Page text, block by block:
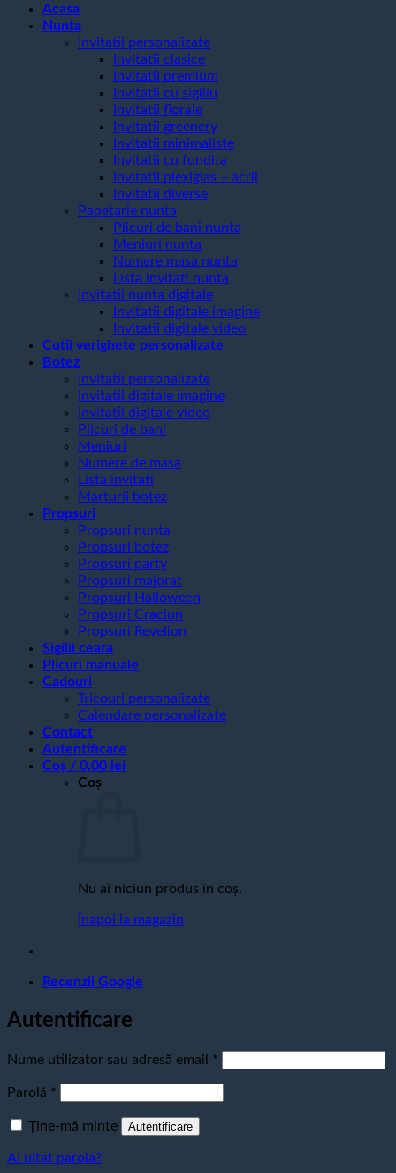
Acasa
Nunta
Invitatii personalizate
Invitatii clasice
Invitatii premium
Invitatii cu sigiliu
Invitatii florale
Invitatii greenery
Invitatii minimaliste
Invitatii cu fundita
Invitatii plexiglas – acril
Invitatii diverse
Papetarie nunta
Plicuri de bani nunta
Meniuri nunta
Numere masa nunta
Lista invitati nunta
Invitatii nunta digitale
Invitatii digitale imagine
Invitatii digitale video
Cutii verighete personalizate
Botez
Invitatii personalizate
invitatii digitale imagine
Invitatii digitale video
Plicuri de bani
Meniuri
Numere de masa
Lista invitati
Marturii botez
Propsuri
Propsuri nunta
Propsuri botez
Propsuri party
Propsuri majorat
Propsuri Halloween
Propsuri Craciun
Propsuri Revelion
Sigilii ceara
Plicuri manuale
Cadouri
Tricouri personalizate
Calendare personalizate
Contact
Autentificare
Coș / 0,00 lei
Coș
Nu ai niciun produs în coș.
Înapoi la magazin
Recenzii Google
Autentificare
Nume utilizator sau adresă email *
Parolă *
Ține-mă minte Autentificare
Ai uitat parola?